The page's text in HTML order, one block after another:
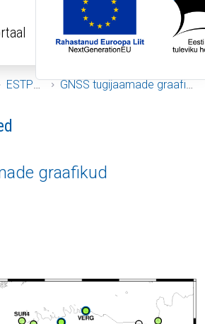
ESTPOS GNSS tugijaamade graafikud
graafikud